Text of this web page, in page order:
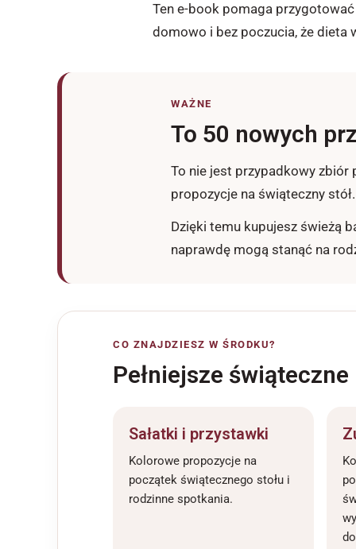
Ten e-book pomaga
domowo i bez poczucia, że dieta
WAŻNE
To 50 nowych
To nie jest przypadkowy zbiór
propozycje na świąteczny stół.
Dzięki temu kupujesz świeżą
naprawdę mogą stanąć na
CO ZNAJDZIESZ W ŚRODKU?
Pełniejsze
Sałatki i przystawki
Kolorowe propozycje na
początek świątecznego stołu i
rodzinne spotkania.